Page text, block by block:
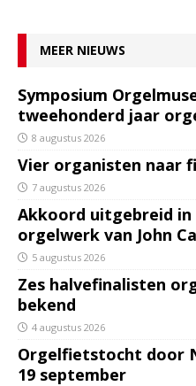
MEER NIEUWS
Symposium
tweehonderd jaar
8 augustus 2026
Vier organisten naar
7 augustus 2026
Akkoord uitgebreid in
orgelwerk van John
5 augustus 2026
Zes halvefinalisten
bekend
4 augustus 2026
Orgelfietstocht door
19 september